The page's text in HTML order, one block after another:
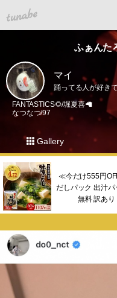
tuna.be
ふぁんた
マイ
踊ってる人が好きで
FANTASTICS🌻/堀夏喜🦙
なつなつ/97
Gallery
≪今だけ555円
だしパック 出汁
無料 訳あり